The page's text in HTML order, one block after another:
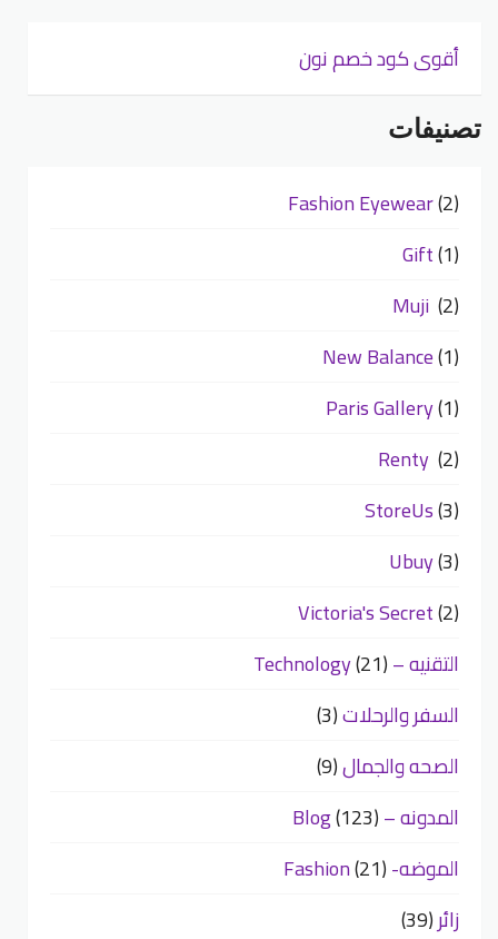
أقوى كود خصم نون
تصنيفات
Fashion Eyewear(2)
Gift(1)
Muji (2)
New Balance(1)
Paris Gallery(1)
Renty (2)
StoreUs(3)
Ubuy(3)
Victoria's Secret(2)
التقنيه – Technology(21)
السفر والرحلات(3)
الصحه والجمال(9)
المدونه – Blog(123)
الموضه- Fashion(21)
زائر(39)